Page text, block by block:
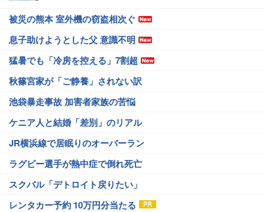
被災の熊本 室外機の窃盗相次ぐ
息子助けようとした父 意識不明
猛暑でも「冷房を控える」7割超
秋篠宮家が「ご静養」されない訳
池袋暴走事故 加害者家族の苦悩
ケニア人と結婚「差別」のリアル
JR横浜線で居眠りのオーバーラン
ラグビー選手が熱中症で倒れ死亡
スクバル「デトロイト戻りたい」
レンタカー予約 10万円分当たる